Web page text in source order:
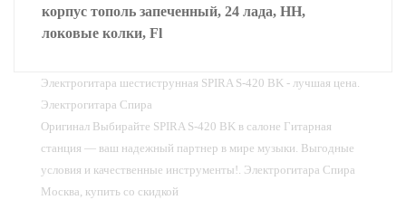
корпус тополь запеченный, 24 лада, HH,
локовые колки, Fl
Электрогитара шестиструнная SPIRA S-420 BK - лучшая цена.
Электрогитара Спира
Оригинал Выбирайте SPIRA S-420 BK в cалоне Гитарная
станция — ваш надежный партнер в мире музыки. Выгодные
условия и качественные инструменты!. Электрогитара Спира
Москва, купить со скидкой